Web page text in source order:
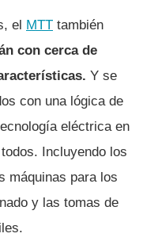
el MTT también
con cerca de
Y se
con una lógica de
eléctrica en
Incluyendo los
máquinas para los
y las tomas de